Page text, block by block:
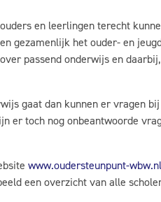
en leerlingen terecht
gezamenlijk het ouder- en
passend onderwijs en
gaat dan kunnen er vragen
er toch nog onbeantwoorde
www.oudersteunpunt-wbw.nl
een overzicht van alle